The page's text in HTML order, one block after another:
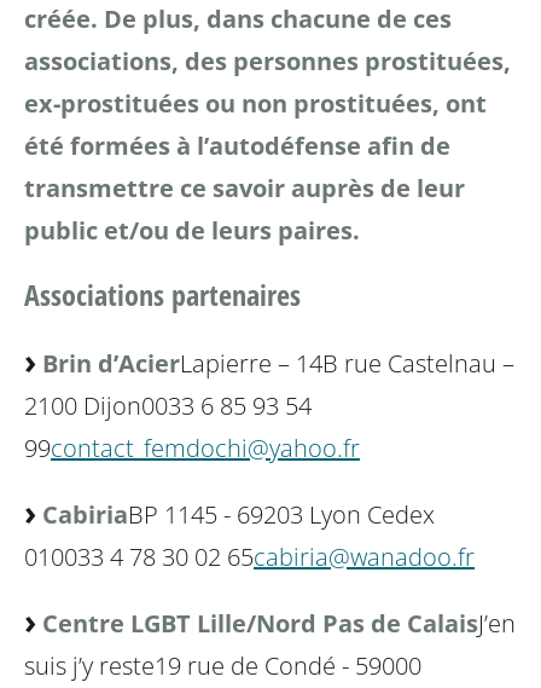
créée. De plus, dans chacune de ces
associations, des personnes prostituées,
ex-prostituées ou non prostituées, ont
été formées à l’autodéfense afin de
transmettre ce savoir auprès de leur
public et/ou de leurs paires.
Associations partenaires
Brin d’AcierLapierre – 14B rue Castelnau –
2100 Dijon0033 6 85 93 54
99contact_femdochi@yahoo.fr
CabiriaBP 1145 - 69203 Lyon Cedex
010033 4 78 30 02 65cabiria@wanadoo.fr
Centre LGBT Lille/Nord Pas de CalaisJ’en
suis j’y reste19 rue de Condé - 59000